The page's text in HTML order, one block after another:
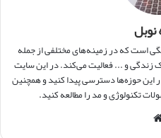
است که در زمینه‌های مختلفی از جمله
زندگی و ... فعالیت می‌کند. در این سایت
این حوزه‌ها دسترسی پیدا کنید و همچنین
تکنولوژی و مد را مطالعه کنید.